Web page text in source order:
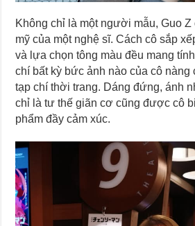
Không chỉ là một người mẫu, Guo
mỹ của một nghệ sĩ. Cách cô sắp
và lựa chọn tông màu đều mang
chí bất kỳ bức ảnh nào của cô nàng
tạp chí thời trang. Dáng đứng, ánh
chỉ là tư thế giãn cơ cũng được cô
phẩm đầy cảm xúc.